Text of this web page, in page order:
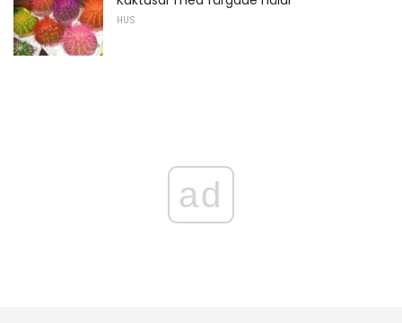
HUS
ad